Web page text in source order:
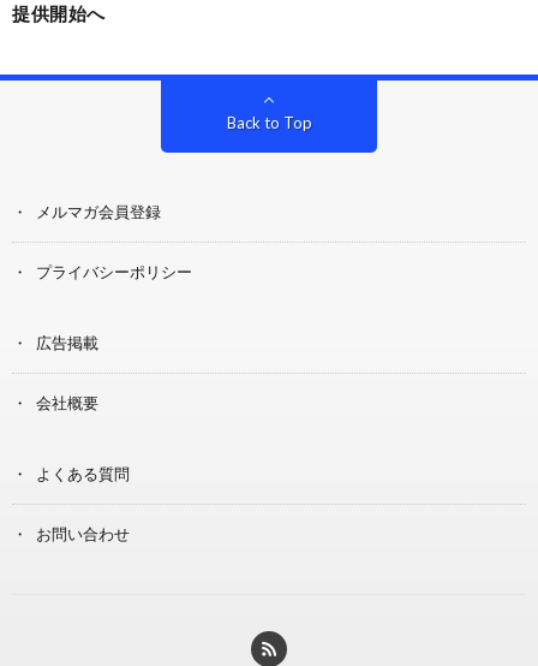
提供開始へ
Back to Top
メルマガ会員登録
プライバシーポリシー
広告掲載
会社概要
よくある質問
お問い合わせ